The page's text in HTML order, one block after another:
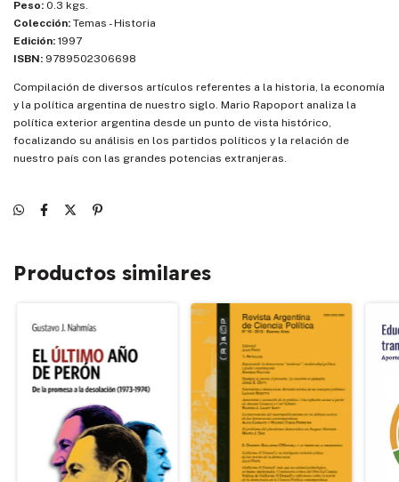
Peso: 0.3 kgs.
Colección: Temas - Historia
Edición: 1997
ISBN: 9789502306698
Compilación de diversos artículos referentes a la historia, la economía
y la política argentina de nuestro siglo. Mario Rapoport analiza la
política exterior argentina desde un punto de vista histórico,
focalizando su análisis en los partidos políticos y la relación de
nuestro país con las grandes potencias extranjeras.
Productos similares